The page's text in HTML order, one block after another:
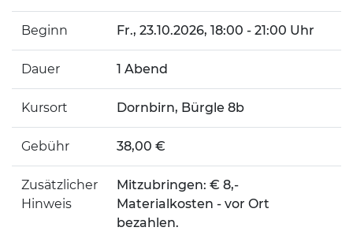
Beginn Fr., 23.10.2026, 18:00 - 21:00 Uhr
Dauer 1 Abend
Kursort Dornbirn, Bürgle 8b
Gebühr 38,00 €
Zusätzlicher
Hinweis
Mitzubringen: € 8,-
Materialkosten - vor Ort
bezahlen.